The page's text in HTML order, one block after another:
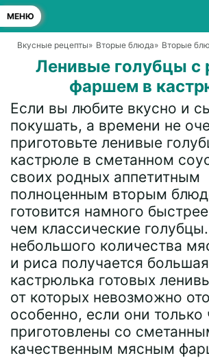
МЕНЮ
Вкусные рецепты» Вторые блюда» Вторые
Ленивые голубцы с
фаршем в
Если вы любите вкусно и
покушать, а времени не
приготовьте ленивые
кастрюле в сметанном
своих родных аппетитным
полноценным вторым
готовится намного
чем классические
небольшого количества
и риса получается большая
кастрюлька готовых
от которых невозможно
особенно, если они только
приготовлены со
качественным мясным